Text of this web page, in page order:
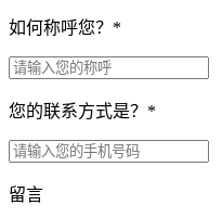
如何称呼您？ *
您的联系方式是？ *
留言